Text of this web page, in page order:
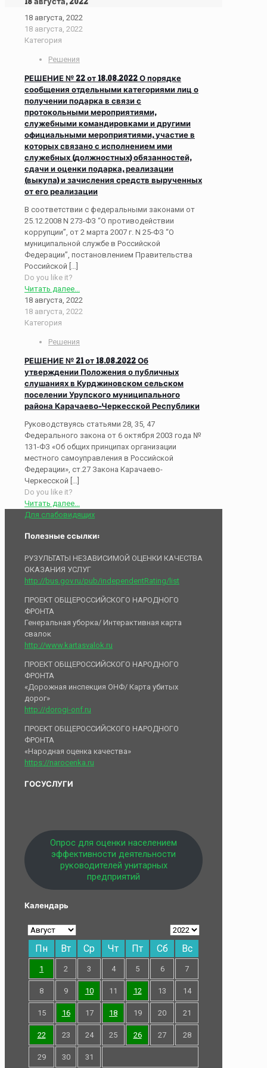
18 августа, 2022
18 августа, 2022
Категория
Решения
РЕШЕНИЕ № 22 от 18.08.2022 О порядке
сообщения отдельными категориями лиц о
получении подарка в связи с
протокольными мероприятиями,
служебными командировками и другими
официальными мероприятиями, участие в
которых связано с исполнением ими
служебных (должностных) обязанностей,
сдачи и оценки подарка, реализации
(выкупа) и зачисления средств вырученных
от его реализации
В соответствии с федеральными законами от
25.12.2008 N 273-ФЗ “О противодействии
коррупции”, от 2 марта 2007 г. N 25-ФЗ “О
муниципальной службе в Российской
Федерации”, постановлением Правительства
Российской […]
Do you like it?
Читать далее...
18 августа, 2022
18 августа, 2022
Категория
Решения
РЕШЕНИЕ № 21 от 18.08.2022 Об
утверждении Положения о публичных
слушаниях в Курджиновском сельском
поселении Урупского муниципального
района Карачаево-Черкесской Республики
Руководствуясь статьями 28, 35, 47
Федерального закона от 6 октября 2003 года №
131-ФЗ «Об общих принципах организации
местного самоуправления в Российской
Федерации», ст.27 Закона Карачаево-
Черкесской
Do you like it?
Читать далее...
Для слабовидящих
Полезные ссылки:
РУЗУЛЬТАТЫ НЕЗАВИСИМОЙ ОЦЕНКИ КАЧЕСТВА
ОКАЗАНИЯ УСЛУГ
http://bus.gov.ru/pub/independentRating/list
ПРОЕКТ ОБЩЕРОССИЙСКОГО НАРОДНОГО
ФРОНТА
Генеральная уборка/ Интерактивная карта
свалок
http://www.kartasvalok.ru
ПРОЕКТ ОБЩЕРОССИЙСКОГО НАРОДНОГО
ФРОНТА
«Дорожная инспекция ОНФ/ Карта убитых
дорог»
http://dorogi-onf.ru
ПРОЕКТ ОБЩЕРОССИЙСКОГО НАРОДНОГО
ФРОНТА
«Народная оценка качества»
https://narocenka.ru
ГОСУСЛУГИ
Опрос для оценки населением
эффективности деятельности
руководителей унитарных
предприятий
Календарь
Пн Вт Ср Чт Пт Сб Вс
1 2 3 4 5 6 7
8 9 10 11 12 13 14
15 16 17 18 19 20 21
22 23 24 25 26 27 28
29 30 31